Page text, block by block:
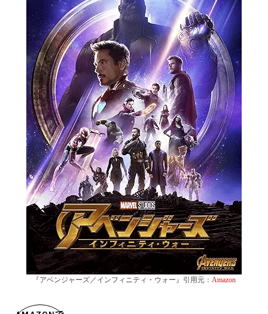
『アベンジャーズ／インフィニティ・ウォー』引用元： Amazon